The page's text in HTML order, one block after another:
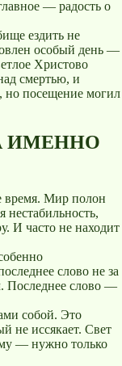
— радость о
ездить не
особый день —
Христово
смертью, и
но посещение могил
ИМЕННО
время. Мир полон
нестабильность,
И часто не находит
слово не за
Последнее слово —
собой. Это
не иссякает. Свет
— нужно только